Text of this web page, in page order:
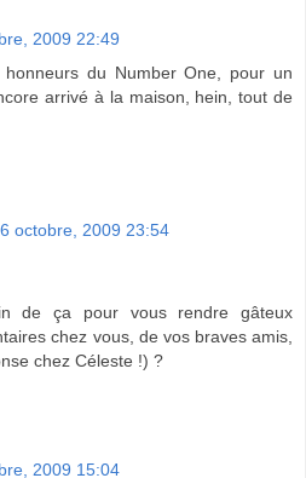
2009 22:49
du Number One, pour un
arrivé à la maison, hein, tout de
octobre, 2009 23:54
de ça pour vous rendre gâteux
chez vous, de vos braves amis,
chez Céleste !) ?
2009 15:04